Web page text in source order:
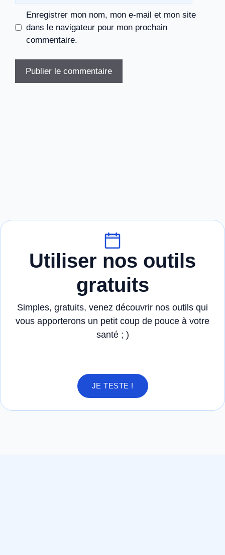
Enregistrer mon nom, mon e-mail et mon site
dans le navigateur pour mon prochain
commentaire.
Utiliser nos outils
gratuits
Simples, gratuits, venez découvrir nos outils qui
vous apporterons un petit coup de pouce à votre
santé ; )
JE TESTE !